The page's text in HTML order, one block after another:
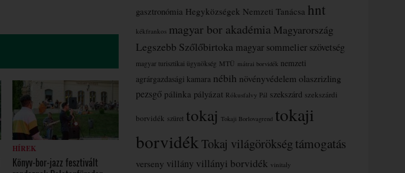
HÍREK
Könyv-bor-jazz fesztivált
gasztronómia Hegyközségek Nemzeti Tanácsa hnt
kékfrankos magyar bor akadémia Magyarország
Legszebb Szőlőbirtoka magyar sommelier szövetség
magyar turisztikai ügynökség MTÜ mátrai borvidék nemzeti
agrárgazdasági kamara nébih növényvédelem olaszrizling
pezsgő pálinka pályázat Rókusfalvy Pál szekszárd szekszárdi
borvidék szüret tokaj Tokaji Borlovagrend tokaji
borvidékTokaj világörökségtámogatás
verseny villány villányi borvidék vinitaly